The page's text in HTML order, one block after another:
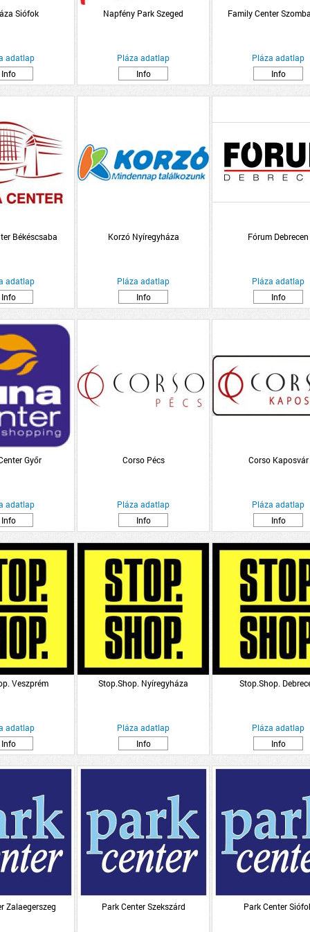
Siófok
adatlap
Info
Napfény Park Szeged
Pláza adatlap
Info
Family Center
Pláza adatlap
Info
Békéscsaba
adatlap
Info
Korzó Nyíregyháza
Pláza adatlap
Info
Fórum Debrecen
Pláza adatlap
Info
Győr
adatlap
Info
Corso Pécs
Pláza adatlap
Info
Corso Kaposvár
Pláza adatlap
Info
Veszprém
adatlap
Info
Stop.Shop. Nyíregyháza
Pláza adatlap
Info
Stop.Shop.
Pláza adatlap
Info
Zalaegerszeg Park Center Szekszárd Park Center